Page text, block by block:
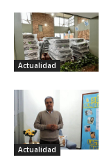
Actualidad
Actualidad